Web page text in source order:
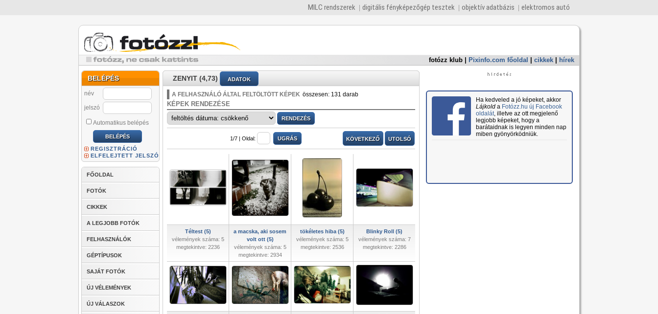
MILC rendszerek digitális fényképezőgép tesztek objektív adatbázis elektromos autó
fotózz klub Pixinfo.com főoldal cikkek hírek
BELÉPÉS
név
jelszó
Automatikus belépés
REGISZTRÁCIÓ
ELFELEJTETT JELSZÓ
FŐOLDAL
FOTÓK
CIKKEK
A LEGJOBB FOTÓK
FELHASZNÁLÓK
GÉPTÍPUSOK
SAJÁT FOTÓK
ÚJ VÉLEMÉNYEK
ÚJ VÁLASZOK
ZENYIT (4,73) ADATOK
A FELHASZNÁLÓ ÁLTAL FELTÖLTÖTT KÉPEK összesen: 131 darab
KÉPEK RENDEZÉSE
1/7 | Oldal: KÖVETKEZŐ UTOLSÓ
Téltest (5)
vélemények száma: 5
megtekintve: 2236
a macska, aki sosem
volt ott (5)
vélemények száma: 5
megtekintve: 2934
tökéletes hiba (5)
vélemények száma: 5
megtekintve: 2536
Blinky Roll (5)
vélemények száma: 7
megtekintve: 2286
Ha kedveled a jó képeket, akkor
Lájkolda Fotózz.hu új Facebook
oldalát, illetve az ott megjelenő
legjobb képeket, hogy a
barátaidnak is legyen minden nap
miben gyönyörködniük.